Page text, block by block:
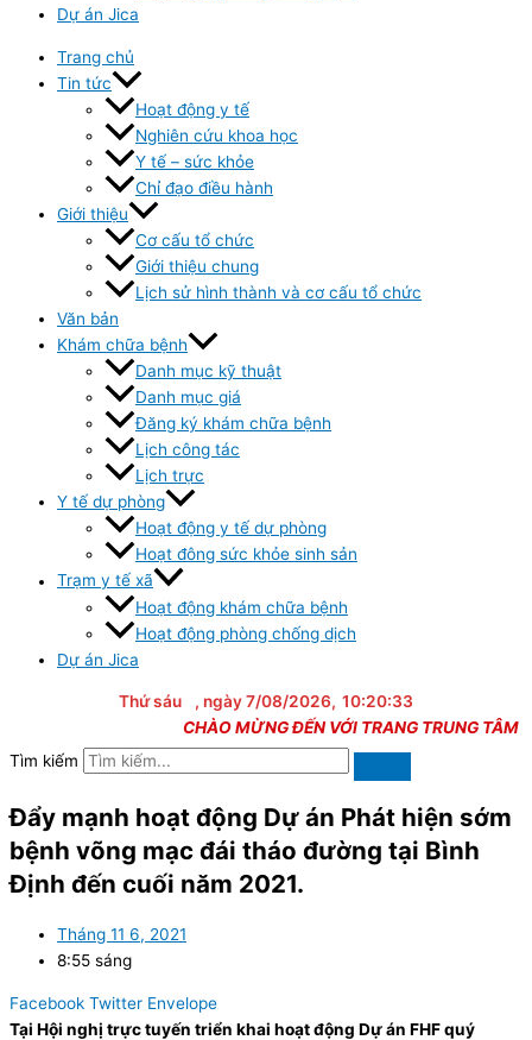
Dự án Jica
Trang chủ
Tin tức
Hoạt động y tế
Nghiên cứu khoa học
Y tế – sức khỏe
Chỉ đạo điều hành
Giới thiệu
Cơ cấu tổ chức
Giới thiệu chung
Lịch sử hình thành và cơ cấu tổ chức
Văn bản
Khám chữa bệnh
Danh mục kỹ thuật
Danh mục giá
Đăng ký khám chữa bệnh
Lịch công tác
Lịch trực
Y tế dự phòng
Hoạt động y tế dự phòng
Hoạt đông sức khỏe sinh sản
Trạm y tế xã
Hoạt động khám chữa bệnh
Hoạt động phòng chống dịch
Dự án Jica
Thứ sáu , ngày 7/08/2026, 10:20:33
CHÀO MỪNG ĐẾN VỚI TRANG TRUNG TÂM Y TẾ
Tìm kiếm
Đẩy mạnh hoạt động Dự án Phát hiện sớm
bệnh võng mạc đái tháo đường tại Bình
Định đến cuối năm 2021.
Tháng 11 6, 2021
8:55 sáng
Facebook Twitter Envelope
Tại Hội nghị trực tuyến triển khai hoạt động Dự án FHF quý